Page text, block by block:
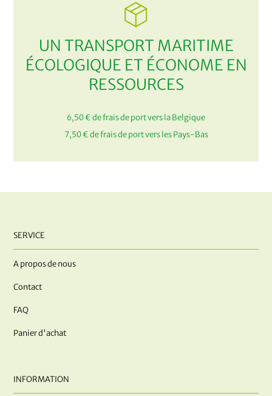
UN TRANSPORT MARITIME
ÉCOLOGIQUE ET ÉCONOME EN
RESSOURCES
6,50 € de frais de port vers la Belgique
7,50 € de frais de port vers les Pays-Bas
SERVICE
A propos de nous
Contact
FAQ
Panier d'achat
INFORMATION